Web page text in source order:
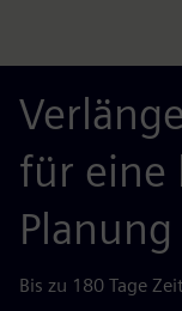
für eine
Planung
Bis zu 180 Tage